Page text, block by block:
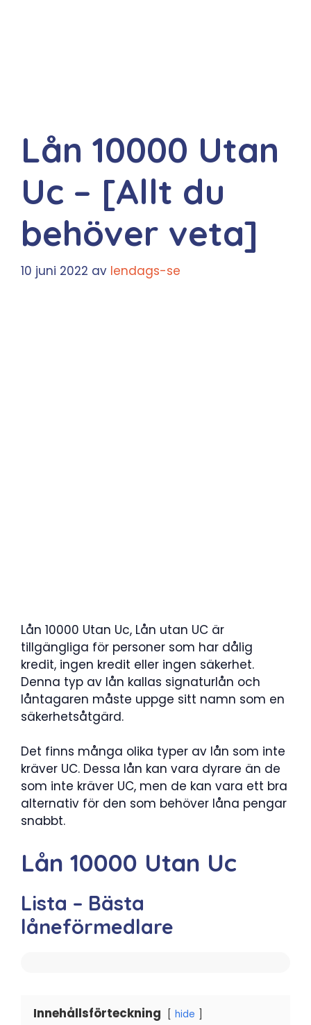
Lån 10000 Utan
Uc – [Allt du
behöver veta]
10 juni 2022 av lendags-se
Lån 10000 Utan Uc, Lån utan UC är
tillgängliga för personer som har dålig
kredit, ingen kredit eller ingen säkerhet.
Denna typ av lån kallas signaturlån och
låntagaren måste uppge sitt namn som en
säkerhetsåtgärd.
Det finns många olika typer av lån som inte
kräver UC. Dessa lån kan vara dyrare än de
som inte kräver UC, men de kan vara ett bra
alternativ för den som behöver låna pengar
snabbt.
Lån 10000 Utan Uc
Lista – Bästa
låneförmedlare
Innehållsförteckning hide